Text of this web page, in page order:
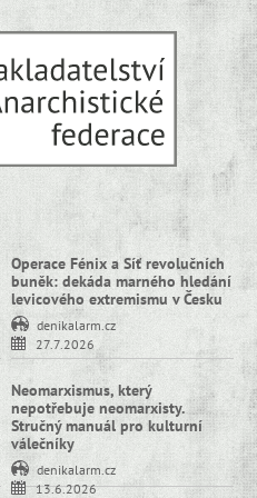
Operace Fénix a Síť revolučních
buněk: dekáda marného hledání
levicového extremismu v Česku
denikalarm.cz
27.7.2026
Neomarxismus, který
nepotřebuje neomarxisty.
Stručný manuál pro kulturní
válečníky
denikalarm.cz
13.6.2026